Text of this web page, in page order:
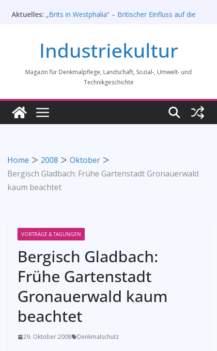
Inhalt
Aktuelles: „Brits in Westphalia“ – Britischer Einfluss auf die
werden – Erfolgreiche Demo am 1. August 2026
Prof. Dr. Rainer Slotta (1.5.1946-16.6.2026)
Vereins für Gussstahlfabrikation 1860 -1945:
Ausstellung in Bochum vom 28. Mai 2026 bis 31.
Rahmenprogramm der Tagung des
Bundesverbands Industriekultur in Augsburg 11/26
Industriekultur
Magazin für Denkmalpflege, Landschaft, Sozial-, Umwelt- und
Technikgeschichte
Home 2008
Oktober
Bergisch Gladbach: Frühe Gartenstadt Gronauerwald
kaum beachtet
VORTRÄGE & TAGUNGEN
Bergisch Gladbach:
Frühe Gartenstadt
Gronauerwald kaum
beachtet
29. Oktober 2008 Denkmalschutz